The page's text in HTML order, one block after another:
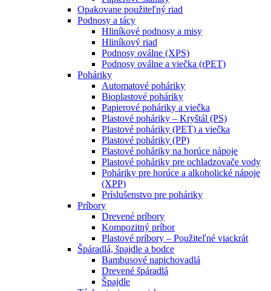
Opakovane použiteľný riad
Podnosy a tácy
Hliníkové podnosy a misy
Hliníkový riad
Podnosy oválne (XPS)
Podnosy oválne a viečka (rPET)
Poháriky
Automatové poháriky
Bioplastové poháriky
Papierové poháriky a viečka
Plastové poháriky – Kryštál (PS)
Plastové poháriky (PET) a viečka
Plastové poháriky (PP)
Plastové poháriky na horúce nápoje
Plastové poháriky pre ochladzovače vody
Poháriky pre horúce a alkoholické nápoje
(XPP)
Príslušenstvo pre poháriky
Príbory
Drevené príbory
Kompozitný príbor
Plastové príbory – Použiteľné viackrát
Špáradlá, špajdle a bodce
Bambusové napichovadlá
Drevené špáradlá
Špajdle